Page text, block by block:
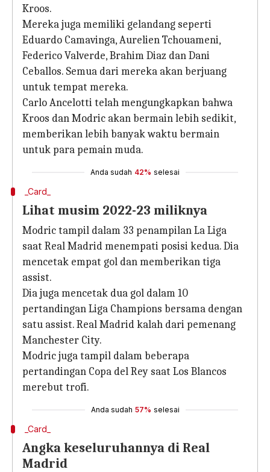
Kroos.
Mereka juga memiliki gelandang seperti
Eduardo Camavinga, Aurelien Tchouameni,
Federico Valverde, Brahim Diaz dan Dani
Ceballos. Semua dari mereka akan berjuang
untuk tempat mereka.
Carlo Ancelotti telah mengungkapkan bahwa
Kroos dan Modric akan bermain lebih sedikit,
memberikan lebih banyak waktu bermain
untuk para pemain muda.
Anda sudah 42% selesai
_Card_
Lihat musim 2022-23 miliknya
Modric tampil dalam 33 penampilan La Liga
saat Real Madrid menempati posisi kedua. Dia
mencetak empat gol dan memberikan tiga
assist.
Dia juga mencetak dua gol dalam 10
pertandingan Liga Champions bersama dengan
satu assist. Real Madrid kalah dari pemenang
Manchester City.
Modric juga tampil dalam beberapa
pertandingan Copa del Rey saat Los Blancos
merebut trofi.
Anda sudah 57% selesai
_Card_
Angka keseluruhannya di Real
Madrid